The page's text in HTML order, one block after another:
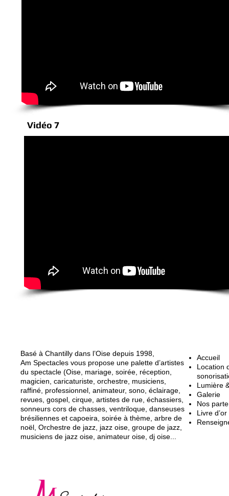
Vidéo 7
Basé à Chantilly dans l’Oise depuis 1998,
Am Spectacles vous propose une palette d’artistes
du spectacle (Oise, mariage, soirée, réception,
magicien, caricaturiste, orchestre, musiciens,
raffiné, professionnel, animateur, sono, éclairage,
revues, gospel, cirque, artistes de rue, échassiers,
sonneurs cors de chasses, ventriloque, danseuses
brésiliennes et capoeira, soirée à thème, arbre de
noël, Orchestre de jazz, jazz oise, groupe de jazz,
musiciens de jazz oise, animateur oise, dj oise...
Accueil
Location
Lumière
Galerie
Nos
Livre d’or